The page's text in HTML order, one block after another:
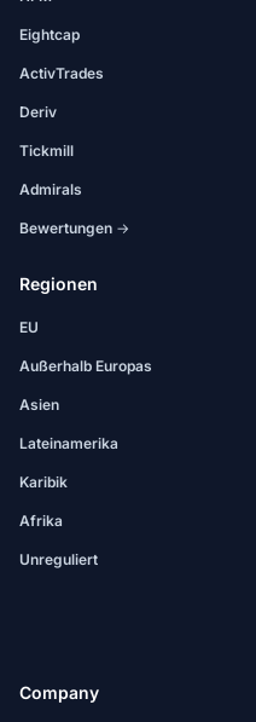
Eightcap
ActivTrades
Deriv
Tickmill
Admirals
Bewertungen →
Regionen
EU
Außerhalb Europas
Asien
Lateinamerika
Karibik
Afrika
Unreguliert
Company